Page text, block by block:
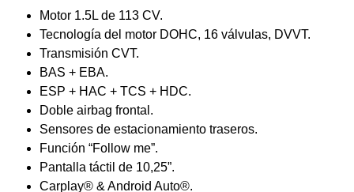
Motor 1.5L de 113 CV.
Tecnología del motor DOHC, 16 válvulas, DVVT.
Transmisión CVT.
BAS + EBA.
ESP + HAC + TCS + HDC.
Doble airbag frontal.
Sensores de estacionamiento traseros.
Función “Follow me”.
Pantalla táctil de 10,25”.
Carplay® & Android Auto®.